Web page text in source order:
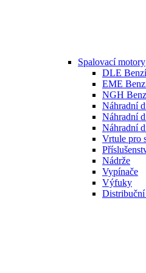
Spalovací motory
DLE
EME
NGH
Náhradní
Náhradní
Náhradní
Vrtule pro
Nádrže
Vypínače
Výfuky